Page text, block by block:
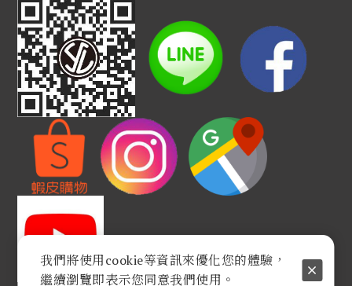
我們將使用cookie等資訊來優化您的體驗，
繼續瀏覽即表示您同意我們使用。